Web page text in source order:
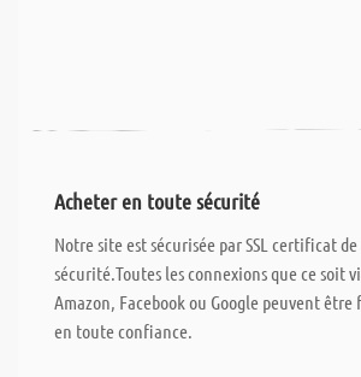
Acheter en toute sécurité
Notre site est sécurisée par SSL certificat de
sécurité.Toutes les connexions que ce soit
Amazon, Facebook ou Google peuvent être
en toute confiance.